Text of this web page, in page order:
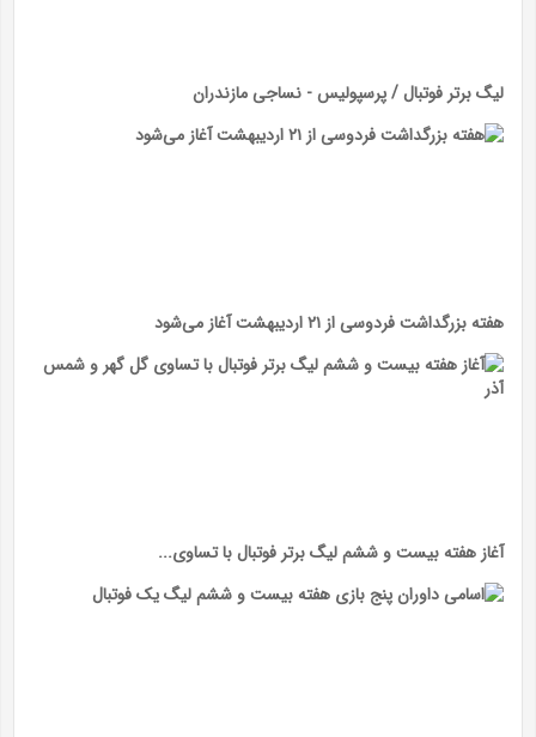
لیگ برتر فوتبال / پرسپولیس - نساجی مازندران
هفته بزرگداشت فردوسی از ۲۱ اردیبهشت آغاز می‌شود
آغاز هفته بیست و ششم لیگ برتر فوتبال با تساوی...